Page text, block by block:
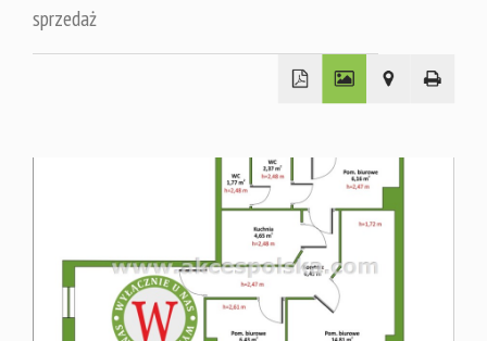
sprzedaż